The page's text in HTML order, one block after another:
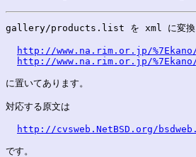
gallery/products.list を xml に変換し
http://www.na.rim.or.jp/
http://www.na.rim.or.jp/
に置いてあります。
対応する原文は
http://cvsweb.NetBSD.org/
です。